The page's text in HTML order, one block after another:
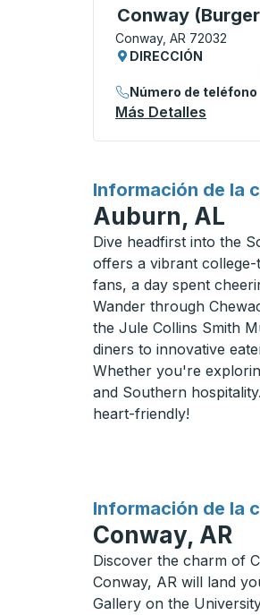
Conway
Curbside Stop,
Conway, AR 72032
DIRECCIÓN
Número de teléfono
Más Detalles
Información de la
para
Auburn, AL
Dive headfirst into the
offers a vibrant
fans, a day spent
Wander through
the Jule Collins Smith
diners to innovative
Whether you're
and Southern
heart-friendly!
Información de la
para
Conway, AR
Discover the charm of
Conway, AR will land
Gallery on the